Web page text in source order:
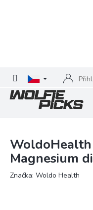
Magnesium
Značka: Woldo Health